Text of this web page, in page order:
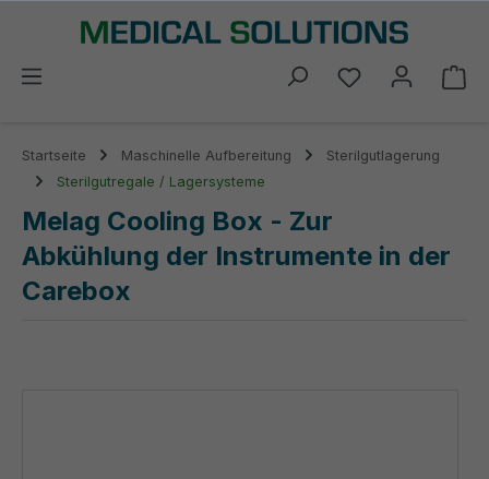
springen
Du hast 0
Startseite Maschinelle Aufbereitung
Sterilgutlagerung
Sterilgutregale / Lagersysteme
Melag Cooling Box - Zur
Abkühlung der Instrumente in der
Carebox